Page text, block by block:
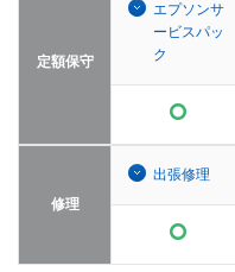
定額保守
エプソンサ
ービスパッ
ク
修理
出張修理